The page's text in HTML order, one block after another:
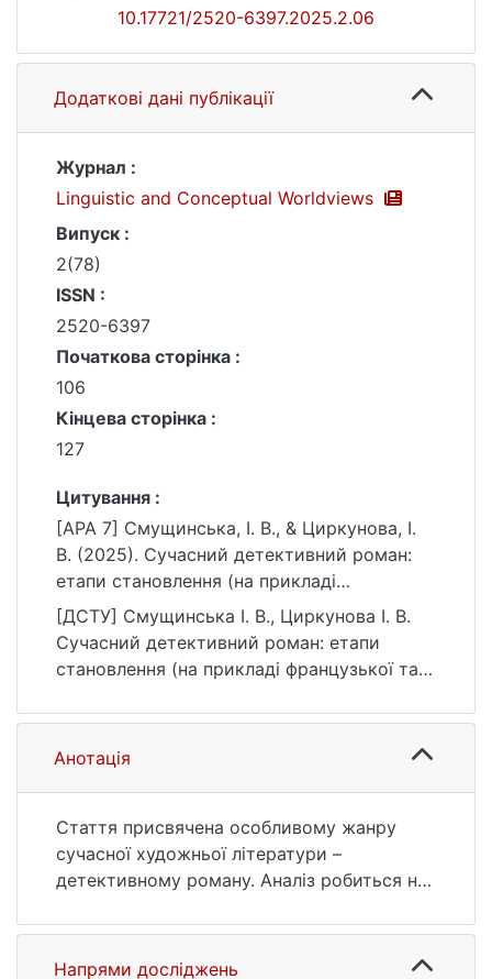
10.17721/2520-6397.2025.2.06
Додаткові дані публікації
Журнал :
Linguistic and Conceptual Worldviews
Випуск :
2(78)
ISSN :
2520-6397
Початкова сторінка :
106
Кінцева сторінка :
127
Цитування :
[APA 7] Смущинська, І. В., & Циркунова, І.
В. (2025). Сучасний детективний роман:
етапи становлення (на прикладі
французької та іспанської літератури).
Linguistic and Conceptual Worldviews,
(2(78)), 106–127.
https://doi.org/10.17721/2520-
6397.2025.2.06
[ДСТУ] Смущинська І. В., Циркунова І. В.
Сучасний детективний роман: етапи
становлення (на прикладі французької та
Conceptual Worldviews. 2025. № 2(78). С.
106—127. DOI: 10.17721/2520-
6397.2025.2.06 (дата звернення:
Анотація
Стаття присвячена особливому жанру
сучасної художньої літератури –
детективному роману. Аналіз робиться на
Досліджуються етапи становлення цього
жанру у Франції та Іспанії, від його
Напрями досліджень